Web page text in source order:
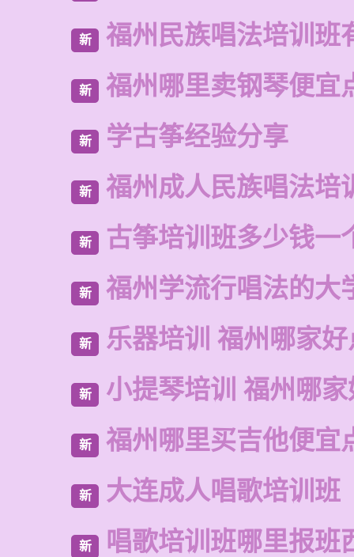
新 福州民族唱法培训班
新 福州哪里卖钢琴便宜
新 学古筝经验分享
新 福州成人民族唱法培
新 古筝培训班多少钱一
新 福州学流行唱法的大
新 乐器培训 福州哪家好
新 小提琴培训 福州哪
新 福州哪里买吉他便宜
新 大连成人唱歌培训班
新 唱歌培训班哪里报班